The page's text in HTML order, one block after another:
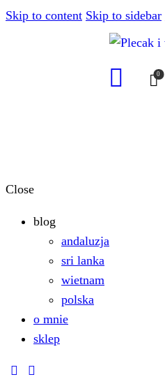
Skip to content Skip to sidebar
0
Close
blog
andaluzja
sri lanka
wietnam
polska
o mnie
sklep